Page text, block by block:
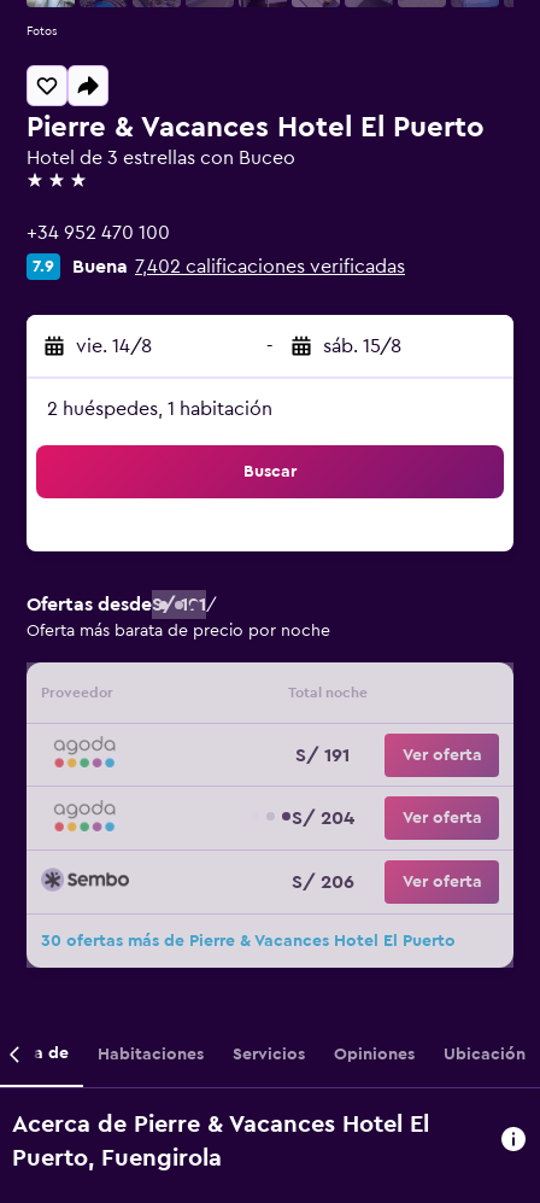
Pierre & Vacances Hotel El Puerto
Hotel de 3 estrellas con Buceo
3 estrellas
+34 952 470 100
7.9 Buena 7,402 calificaciones verificadas
vie. 14/8 - sáb. 15/8
2 huéspedes, 1 habitación
Buscar
Ofertas desdeS/ 191/
Oferta más barata de precio por noche
Proveedor Total noche
S/ 191 Ver oferta
S/ 204 Ver oferta
S/ 206 Ver oferta
30 ofertas más de Pierre & Vacances Hotel El Puerto
Fotos
de Habitaciones Servicios Opiniones Ubicación
Acerca de Pierre & Vacances Hotel El
Puerto, Fuengirola